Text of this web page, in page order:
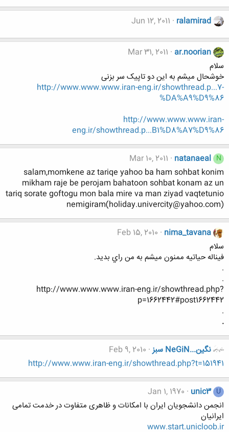
ralamirad
Jun 12, 2011
ar.noorian
Mar 31, 2011
سلام
خوشحال میشم به این دو تاپیک سر بزنی
http://www.www.www.iran-eng.ir/showthread.p...7-
%DA%A9%D9%86
http://www.www.www.iran-
eng.ir/showthread.p...B1%D8%A7%D9%86
N
natanaeal
Mar 10, 2011
salam,momkene az tariqe yahoo ba ham sohbat konim
mikham raje be perojam bahatoon sohbat konam az un
tariq sorate goftogu mon bala mire va man ziyad vaqtetunio
nemigiram(holiday.univercity@yahoo.com)
nima_tavana
Feb 15, 2010
سلام
فيناله حياتيه ممنون ميشم به من راي بديد.
.
.
http://www.www.www.iran-eng.ir/showthread.php?
p=1662442#post1662442
.
.
نگين...NeGiN سبز
Feb 9, 2010
http://www.www.iran-eng.ir/showthread.php?t=151941
U
unic3
Jan 1, 1970
انجمن دانشجویان ایران با امکانات و ظاهری متفاوت در خدمت تمامی
ایرانیان
www.start.unicloob.ir